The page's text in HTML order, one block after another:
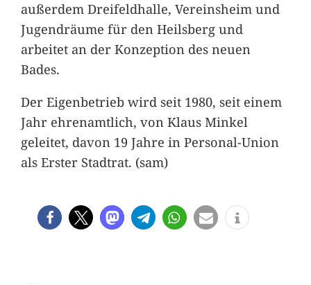
außerdem Dreifeldhalle, Vereinsheim und
Jugendräume für den Heilsberg und
arbeitet an der Konzeption des neuen
Bades.
Der Eigenbetrieb wird seit 1980, seit einem
Jahr ehrenamtlich, von Klaus Minkel
geleitet, davon 19 Jahre in Personal-Union
als Erster Stadtrat. (sam)